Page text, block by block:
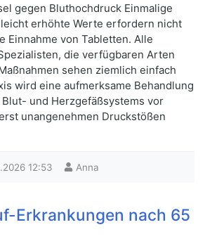
gegen Bluthochdruck Einmalige
erhöhte Werte erfordern nicht
Einnahme von Tabletten. Alle
die verfügbaren Arten
sehen ziemlich einfach
wird eine aufmerksame Behandlung
und Herzgefäßsystems vor
unangenehmen Druckstößen
12:53 Anna
Erkrankungen nach 65